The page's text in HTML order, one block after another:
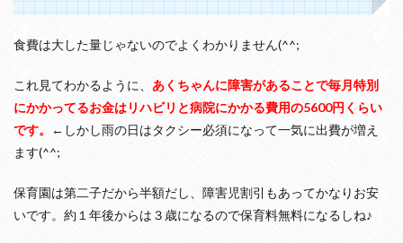
お
が
か
2
学
～
校
食費は大した量じゃないのでよくわかりません(^^;
これ見てわかるように、 あくちゃんに障害があることで毎月特別
にかかってるお金はリハビリと病院にかかる費用の5600円くらい
です。
←しかし雨の日はタクシー必須になって一気に出費が増え
ます(^^;
保育園は第二子だから半額だし、障害児割引もあってかなりお安
いです。約１年後からは３歳になるので保育料無料になるしね♪